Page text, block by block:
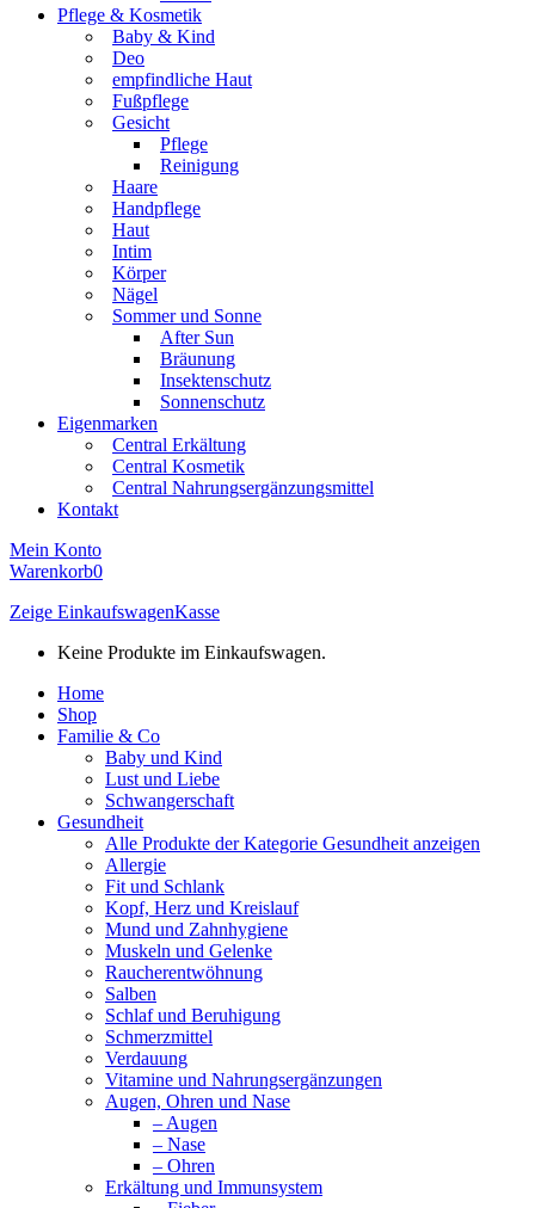
Pflege & Kosmetik
Baby & Kind
Deo
empfindliche Haut
Fußpflege
Gesicht
Pflege
Reinigung
Haare
Handpflege
Haut
Intim
Körper
Nägel
Sommer und Sonne
After Sun
Bräunung
Insektenschutz
Sonnenschutz
Eigenmarken
Central Erkältung
Central Kosmetik
Central Nahrungsergänzungsmittel
Kontakt
Mein Konto
Warenkorb0
Zeige EinkaufswagenKasse
Keine Produkte im Einkaufswagen.
Home
Shop
Familie & Co
Baby und Kind
Lust und Liebe
Schwangerschaft
Gesundheit
Alle Produkte der Kategorie Gesundheit anzeigen
Allergie
Fit und Schlank
Kopf, Herz und Kreislauf
Mund und Zahnhygiene
Muskeln und Gelenke
Raucherentwöhnung
Salben
Schlaf und Beruhigung
Schmerzmittel
Verdauung
Vitamine und Nahrungsergänzungen
Augen, Ohren und Nase
– Augen
– Nase
– Ohren
Erkältung und Immunsystem